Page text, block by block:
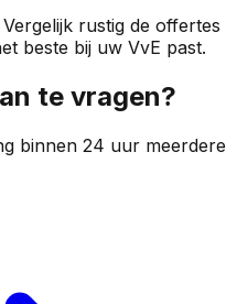
rustig de offertes
beste bij uw VvE past.
te vragen?
binnen 24 uur meerdere